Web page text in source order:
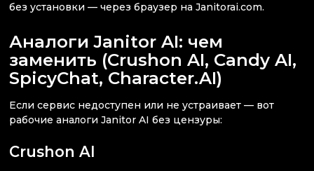
без установки — через браузер на Janitorai.com.
Аналоги Janitor AI: чем
заменить (Crushon AI, Candy AI,
SpicyChat, Character.AI)
Если сервис недоступен или не устраивает — вот
рабочие аналоги Janitor AI без цензуры:
Crushon AI